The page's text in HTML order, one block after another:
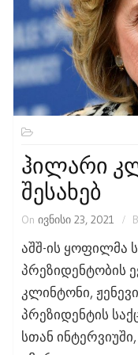
Ჰილარი
Შესახებ
On ივნისი 23, 2021
აშშ-ის ყოფილმა
პრეზიდენტობის
კლინტონი,
პრეზიდენტის
სთან